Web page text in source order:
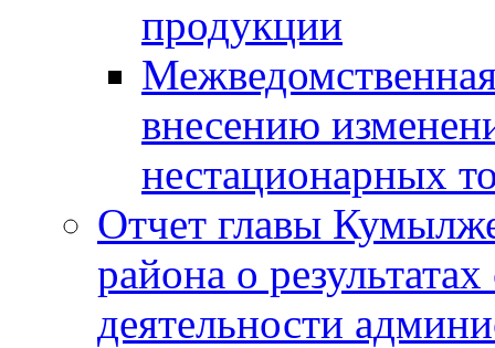
продукции
внесению
нестационарных
Отчет главы
района о
деятельности